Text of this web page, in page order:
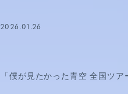
2026.01.26
「僕が見たかった青空 全国ツ